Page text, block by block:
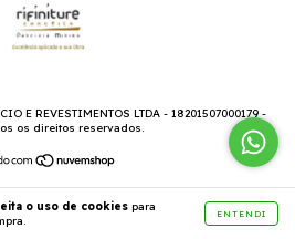
o uso de cookies para
ENTENDI
E REVESTIMENTOS LTDA - 18201507000179 -
os direitos reservados.